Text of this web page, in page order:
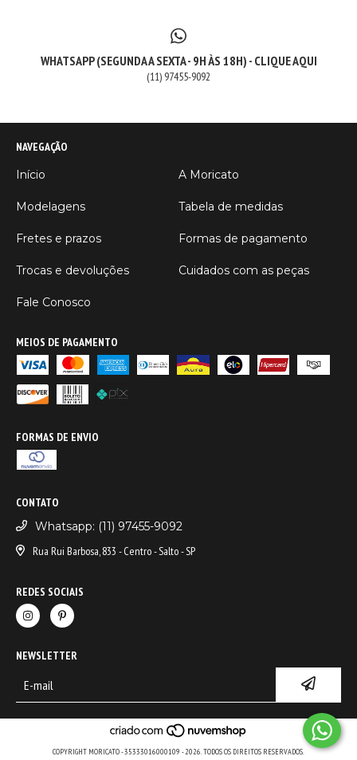
WHATSAPP (SEGUNDA A SEXTA - 9H ÀS 18H) - CLIQUE AQUI
(11) 97455-9092
NAVEGAÇÃO
Início
A Moricato
Modelagens Tabela de medidas
Fretes e prazos Formas de pagamento
Trocas e devoluções Cuidados com as peças
Fale Conosco
MEIOS DE PAGAMENTO
FORMAS DE ENVIO
CONTATO
Whatsapp: (11) 97455-9092
Rua Rui Barbosa, 833 - Centro - Salto - SP
REDES SOCIAIS
NEWSLETTER
COPYRIGHT MORICATO - 35333016000109 - 2026. TODOS OS DIREITOS RESERVADOS.